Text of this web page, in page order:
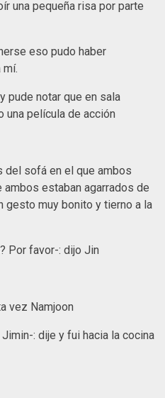
una pequeña risa por parte
eso pudo haber
mí.
pude notar que en sala
una película de acción
del sofá en el que ambos
estaban agarrados de
gesto muy bonito y tierno a la
Por favor-: dijo Jin
vez Namjoon
: dije y fui hacia la cocina